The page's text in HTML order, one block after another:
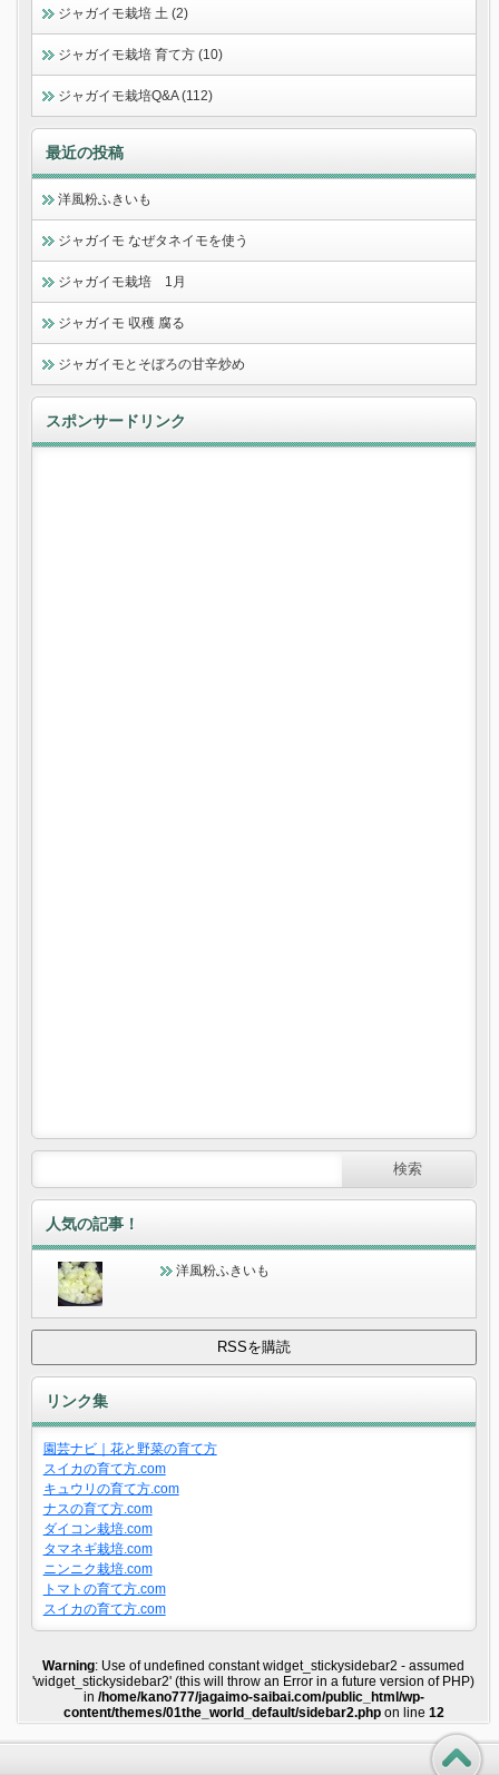
ジャガイモ栽培 土 (2)
ジャガイモ栽培 育て方 (10)
ジャガイモ栽培Q&A (112)
最近の投稿
洋風粉ふきいも
ジャガイモ なぜタネイモを使う
ジャガイモ栽培 1月
ジャガイモ 収穫 腐る
ジャガイモとそぼろの甘辛炒め
スポンサードリンク
人気の記事！
洋風粉ふきいも
リンク集
園芸ナビ｜花と野菜の育て方
スイカの育て方.com
キュウリの育て方.com
ナスの育て方.com
ダイコン栽培.com
タマネギ栽培.com
ニンニク栽培.com
トマトの育て方.com
スイカの育て方.com
Warning: Use of undefined constant widget_stickysidebar2 - assumed
'widget_stickysidebar2' (this will throw an Error in a future version of PHP)
in /home/kano777/jagaimo-saibai.com/public_html/wp-
content/themes/01the_world_default/sidebar2.phpon line 12